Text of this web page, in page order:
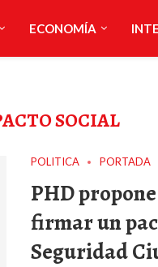
ECONOMÍA
SOCIAL
POLITICA PORTADA
PHD
firmar un
Seguridad